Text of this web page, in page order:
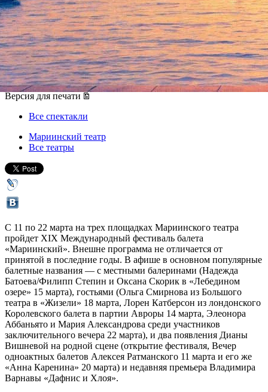
Фестиваль балета
«Мариинский»: примы и
новые постановки
11 марта 2020, среда-22 марта 2020, воскресенье
Версия для печати
Все спектакли
Мариинский театр
Все театры
С 11 по 22 марта на трех площадках Мариинского театра
пройдет XIX Международный фестиваль балета
«Мариинский». Внешне программа не отличается от
принятой в последние годы. В афише в основном популярные
балетные названия — с местными балеринами (Надежда
Батоева/Филипп Степин и Оксана Скорик в «Лебедином
озере» 15 марта), гостьями (Ольга Смирнова из Большого
театра в «Жизели» 18 марта, Лорен Катберсон из лондонского
Королевского балета в партии Авроры 14 марта, Элеонора
Аббаньято и Мария Александрова среди участников
заключительного вечера 22 марта), и два появления Дианы
Вишневой на родной сцене (открытие фестиваля, Вечер
одноактных балетов Алексея Ратманского 11 марта и его же
«Анна Каренина» 20 марта) и недавняя премьера Владимира
Варнавы «Дафнис и Хлоя».